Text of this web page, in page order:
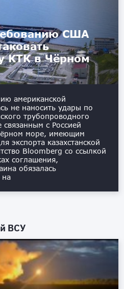
США
КТК в Чёрном
американской
не наносить удары по
трубопроводного
с Россией
море, имеющим
экспорта казахстанской
Bloomberg со ссылкой
соглашения,
обязалась
на
ВСУ